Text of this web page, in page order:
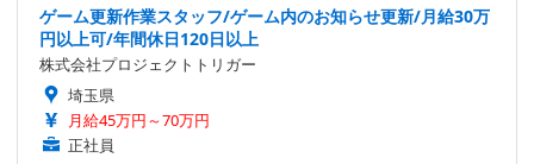
ゲーム更新作業スタッフ/ゲーム内のお知らせ更新/月給30万
円以上可/年間休日120日以上
株式会社プロジェクトトリガー
埼玉県
月給45万円～70万円
正社員